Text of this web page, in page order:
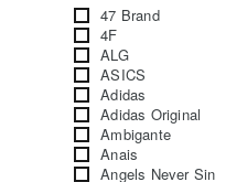
47 Brand
4F
ALG
ASICS
Adidas
Adidas Original
Ambigante
Anais
Angels Never Sin